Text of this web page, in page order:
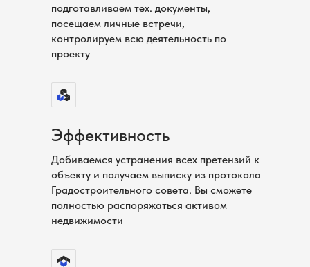
подготавливаем тех. документы,
посещаем личные встречи,
контролируем всю деятельность по
проекту
Эффективность
Добиваемся устранения всех претензий к
объекту и получаем выписку из протокола
Градостроительного совета. Вы сможете
полностью распоряжаться активом
недвижимости